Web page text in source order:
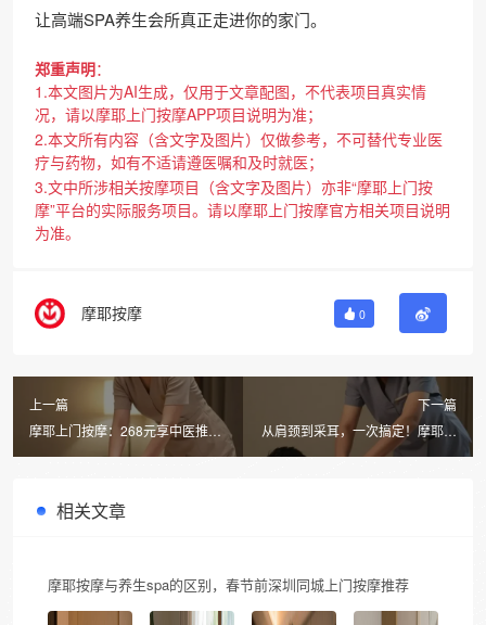
让高端SPA养生会所真正走进你的家门。
郑重声明：
1.本文图片为AI生成，仅用于文章配图，不代表项目真实情
况，请以摩耶上门按摩APP项目说明为准；
2.本文所有内容（含文字及图片）仅做参考，不可替代专业医
疗与药物，如有不适请遵医嘱和及时就医；
3.文中所涉相关按摩项目（含文字及图片）亦非“摩耶上门按
摩”平台的实际服务项目。请以摩耶上门按摩官方相关项目说明
为准。
摩耶按摩 0
上一篇
摩耶上门按摩：268元享中医推
拿，舒筋活络30分钟到家！
下一篇
从肩颈到采耳，一次搞定！摩耶上
门按摩APP，你的私人经络疏通养
相关文章
摩耶按摩与养生spa的区别，春节前深圳同城上门按摩推荐